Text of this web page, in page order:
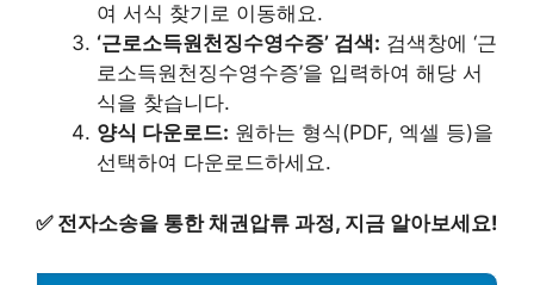
여 서식 찾기로 이동해요.
‘근로소득원천징수영수증’ 검색: 검색창에 ‘근
로소득원천징수영수증’을 입력하여 해당 서
식을 찾습니다.
양식 다운로드: 원하는 형식(PDF, 엑셀 등)을
선택하여 다운로드하세요.
✅ 전자소송을 통한 채권압류 과정, 지금 알아보세요!